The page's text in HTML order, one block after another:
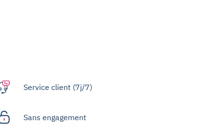
Service client (7j/7)
Sans engagement